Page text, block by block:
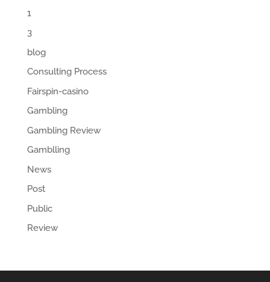
1
3
blog
Consulting Process
Fairspin-casino
Gambling
Gambling Review
Gamblling
News
Post
Public
Review